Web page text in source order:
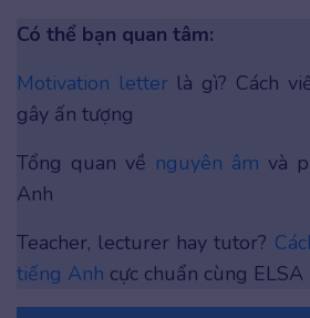
Có thể bạn quan tâm:
Motivation letterlà gì? Cách
gây ấn tượng
Tổng quan về nguyên âm và
Anh
Teacher, lecturer hay tutor?
tiếng Anh cực chuẩn cùng ELSA